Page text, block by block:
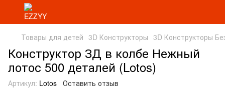
Товары для детей 3D Конструкторы 3D Конструкторы
Конструктор ЗД в колбе Нежный
лотос 500 деталей (Lotos)
Артикул: Lotos Оставить отзыв